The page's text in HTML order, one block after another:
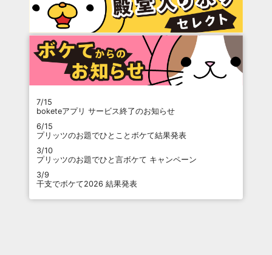
7/15
boketeアプリ サービス終了のお知らせ
6/15
プリッツのお題でひとことボケて結果発表
3/10
プリッツのお題でひと言ボケて キャンペーン
3/9
干支でボケて2026 結果発表